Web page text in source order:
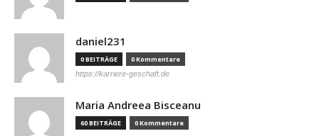
daniel231
0 BEITRÄGE 0 Kommentare
https://karriere-geschaft.de
Maria Andreea Bisceanu
60 BEITRÄGE 0 Kommentare